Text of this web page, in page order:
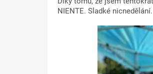
NIENTE. Sladké nicnedělání.